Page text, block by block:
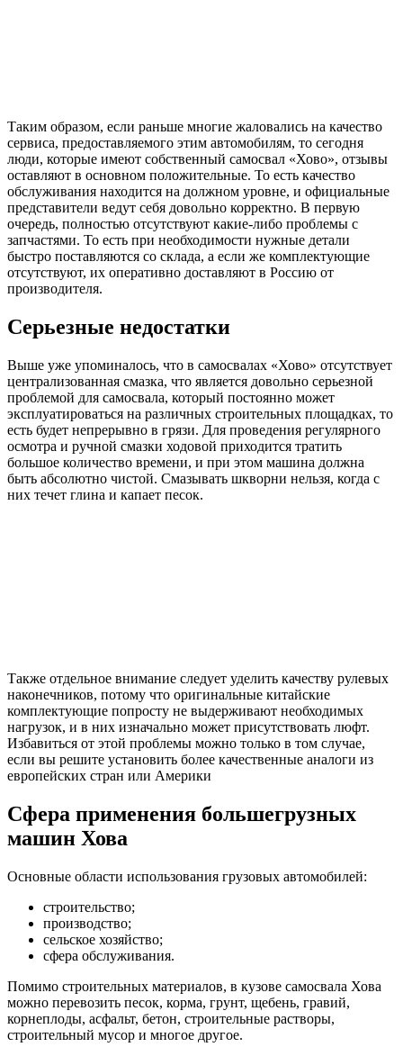
Таким образом, если раньше многие жаловались на качество
сервиса, предоставляемого этим автомобилям, то сегодня
люди, которые имеют собственный самосвал «Хово», отзывы
оставляют в основном положительные. То есть качество
обслуживания находится на должном уровне, и официальные
представители ведут себя довольно корректно. В первую
очередь, полностью отсутствуют какие-либо проблемы с
запчастями. То есть при необходимости нужные детали
быстро поставляются со склада, а если же комплектующие
отсутствуют, их оперативно доставляют в Россию от
производителя.
Серьезные недостатки
Выше уже упоминалось, что в самосвалах «Хово» отсутствует
централизованная смазка, что является довольно серьезной
проблемой для самосвала, который постоянно может
эксплуатироваться на различных строительных площадках, то
есть будет непрерывно в грязи. Для проведения регулярного
осмотра и ручной смазки ходовой приходится тратить
большое количество времени, и при этом машина должна
быть абсолютно чистой. Смазывать шкворни нельзя, когда с
них течет глина и капает песок.
Также отдельное внимание следует уделить качеству рулевых
наконечников, потому что оригинальные китайские
комплектующие попросту не выдерживают необходимых
нагрузок, и в них изначально может присутствовать люфт.
Избавиться от этой проблемы можно только в том случае,
если вы решите установить более качественные аналоги из
европейских стран или Америки
Сфера применения большегрузных
машин Хова
Основные области использования грузовых автомобилей:
строительство;
производство;
сельское хозяйство;
сфера обслуживания.
Помимо строительных материалов, в кузове самосвала Хова
можно перевозить песок, корма, грунт, щебень, гравий,
корнеплоды, асфальт, бетон, строительные растворы,
строительный мусор и многое другое.